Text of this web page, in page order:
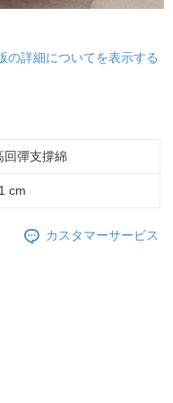
の詳細についてを表示する
回彈支撐綿
cm
カスタマーサービス